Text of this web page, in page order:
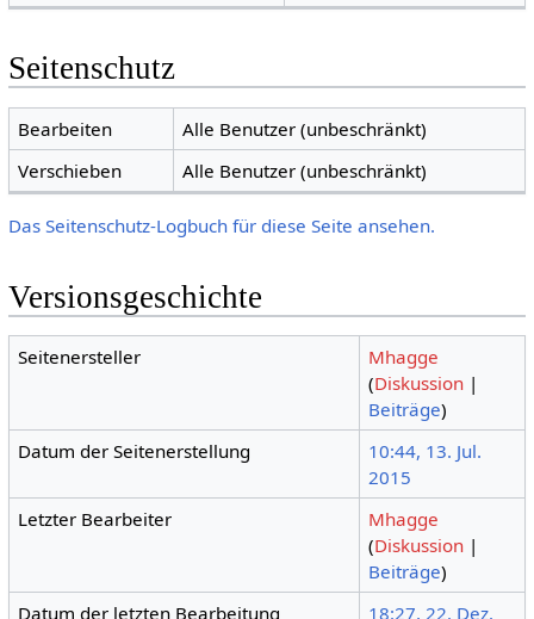
Seitenschutz
Bearbeiten
Alle Benutzer (unbeschränkt)
Verschieben
Alle Benutzer (unbeschränkt)
Das Seitenschutz-Logbuch für diese Seite ansehen.
Versionsgeschichte
Seitenersteller
Mhagge
(Diskussion |
Beiträge)
Datum der Seitenerstellung
10:44, 13. Jul.
2015
Letzter Bearbeiter
Mhagge
(Diskussion |
Beiträge)
Datum der letzten Bearbeitung
18:27, 22. Dez.